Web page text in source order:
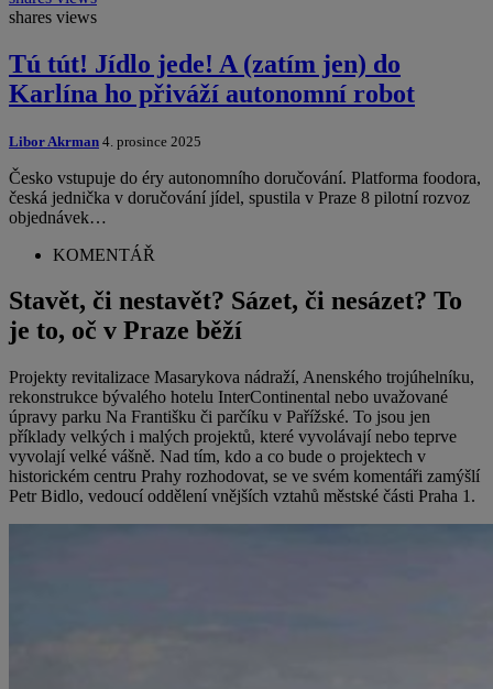
shares views
Tú tút! Jídlo jede! A (zatím jen) do
Karlína ho přiváží autonomní robot
Libor Akrman 4. prosince 2025
Česko vstupuje do éry autonomního doručování. Platforma foodora,
česká jednička v doručování jídel, spustila v Praze 8 pilotní rozvoz
objednávek…
KOMENTÁŘ
Stavět, či nestavět? Sázet, či nesázet? To
je to, oč v Praze běží
Projekty revitalizace Masarykova nádraží, Anenského trojúhelníku,
rekonstrukce bývalého hotelu InterContinental nebo uvažované
úpravy parku Na Františku či parčíku v Pařížské. To jsou jen
příklady velkých i malých projektů, které vyvolávají nebo teprve
vyvolají velké vášně. Nad tím, kdo a co bude o projektech v
historickém centru Prahy rozhodovat, se ve svém komentáři zamýšlí
Petr Bidlo, vedoucí oddělení vnějších vztahů městské části Praha 1.